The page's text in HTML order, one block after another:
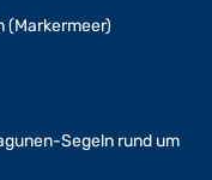
(Markermeer)
Segeln rund um